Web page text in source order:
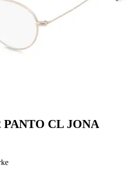
PANTO CL JONA